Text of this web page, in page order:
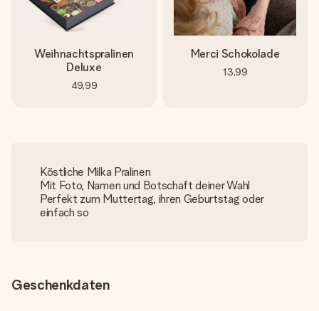
Weihnachtspralinen
Deluxe
49,99
Merci Schokolade
13,99
Köstliche Milka Pralinen
Mit Foto, Namen und Botschaft deiner Wahl
Perfekt zum Muttertag, ihren Geburtstag oder
einfach so
Geschenkdaten